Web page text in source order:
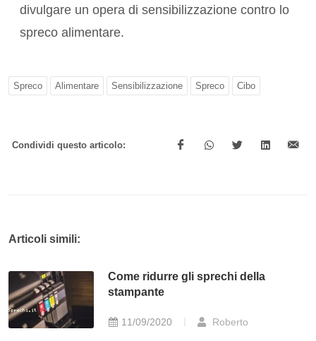
divulgare un opera di sensibilizzazione contro lo
spreco alimentare.
Spreco Alimentare Sensibilizzazione Spreco Cibo
Condividi questo articolo:
Articoli simili:
Come ridurre gli sprechi della
stampante
11/09/2020 Roberto